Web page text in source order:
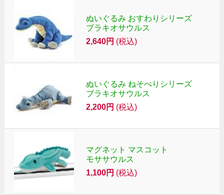
ぬいぐるみ おすわりシリーズ
ブラキオサウルス
2,640円 (税込)
ぬいぐるみ ねそべりシリーズ
ブラキオサウルス
2,200円 (税込)
マグネット マスコット
モササウルス
1,100円 (税込)